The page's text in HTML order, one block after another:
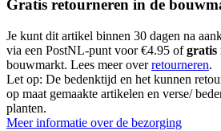
Gratis retourneren in de
Je kunt dit artikel binnen 30 dagen na
via een PostNL-punt voor €4.95 ofgratis
bouwmarkt. Lees meer overretourneren.
Let op: De bedenktijd en het kunnen
op maat gemaakte artikelen en verse/
planten.
Meer informatie over de bezorging